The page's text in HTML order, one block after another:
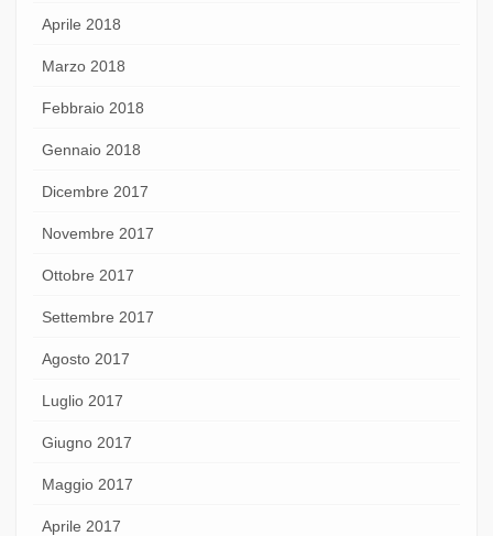
Aprile 2018
Marzo 2018
Febbraio 2018
Gennaio 2018
Dicembre 2017
Novembre 2017
Ottobre 2017
Settembre 2017
Agosto 2017
Luglio 2017
Giugno 2017
Maggio 2017
Aprile 2017